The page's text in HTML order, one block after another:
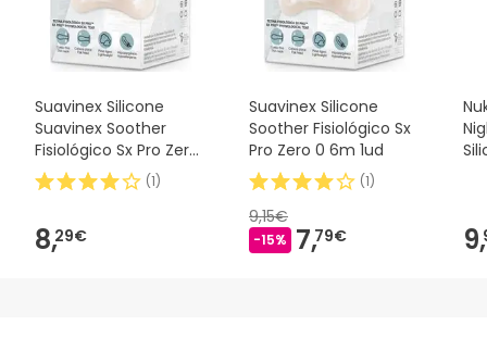
nossos termos e condições
Suavinex Silicone
Suavinex Soother
Fisiológico Sx Pro Zero
2m 1 peça
(1)
8,29€
Suavinex Silicone
Soother Fisiológico Sx
Pro Zero 0 6m 1ud
(1)
9,15€
-15% 7,79€ 9,